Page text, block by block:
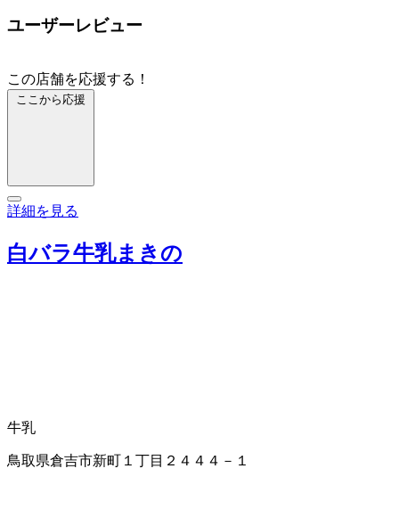
ユーザーレビュー
この店舗を応援する！
ここから応援
詳細を見る
白バラ牛乳まきの
牛乳
鳥取県倉吉市新町１丁目２４４４－１